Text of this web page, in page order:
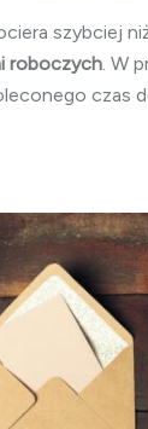
szybciej
roboczych . W
czas